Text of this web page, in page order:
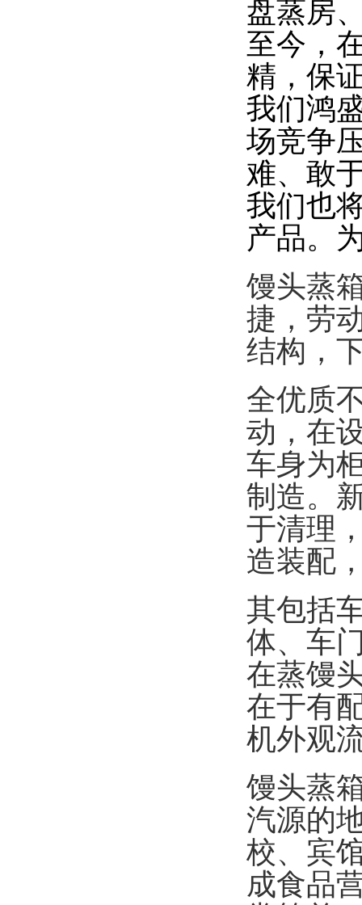
盘蒸房
至今，
精，保
我们鸿
场竞争
难、敢
我们也
产品。
馒头蒸
捷，劳
结构，
全优质
动，在
车身为
制造。
于清理
造装配
其包括
体、车
在蒸馒
在于有
机外观
馒头蒸
汽源的
校、宾
成食品